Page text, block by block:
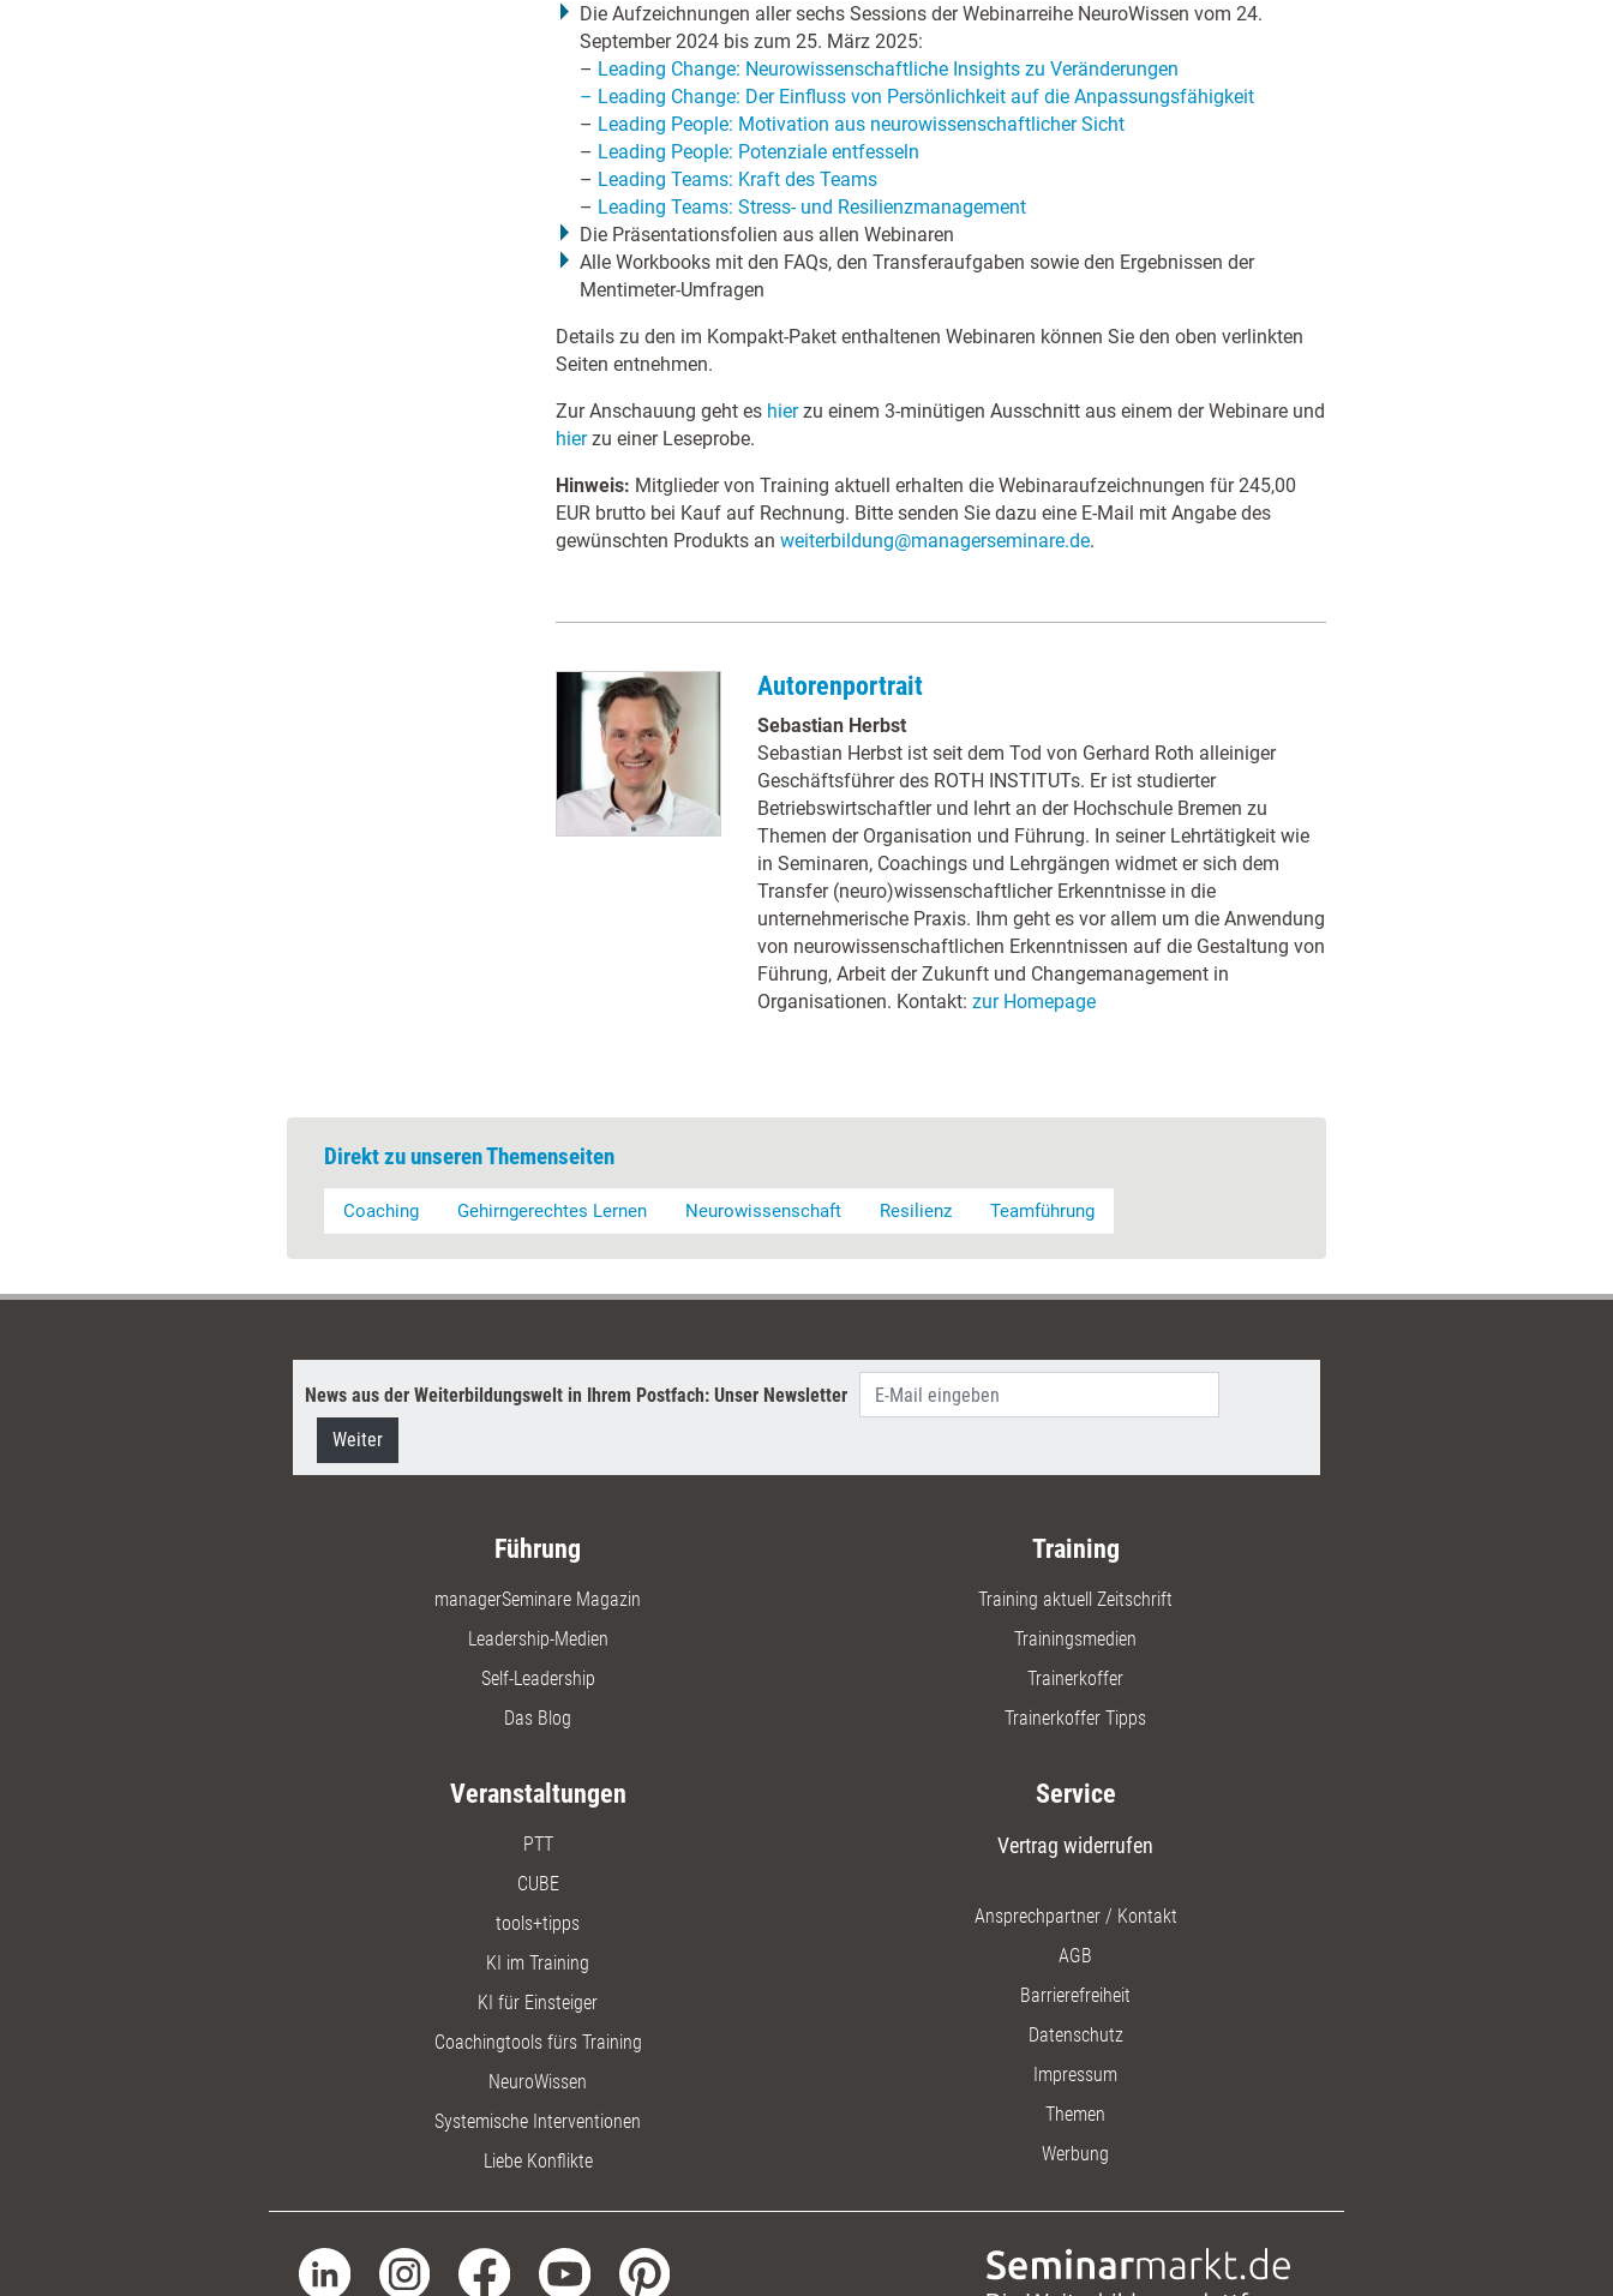
Die Aufzeichnungen aller sechs Sessions der Webinarreihe NeuroWissen vom 24.
September 2024 bis zum 25. März 2025:
– Leading Change: Neurowissenschaftliche Insights zu Veränderungen
– Leading Change: Der Einfluss von Persönlichkeit auf die Anpassungsfähigkeit
– Leading People: Motivation aus neurowissenschaftlicher Sicht
– Leading People: Potenziale entfesseln
– Leading Teams: Kraft des Teams
– Leading Teams: Stress- und Resilienzmanagement
Die Präsentationsfolien aus allen Webinaren
Alle Workbooks mit den FAQs, den Transferaufgaben sowie den Ergebnissen der
Mentimeter-Umfragen
Details zu den im Kompakt-Paket enthaltenen Webinaren können Sie den oben verlinkten
Seiten entnehmen.
Zur Anschauung geht es hierzu einem 3-minütigen Ausschnitt aus einem der Webinare und
hierzu einer Leseprobe.
Hinweis: Mitglieder von Training aktuell erhalten die Webinaraufzeichnungen für 245,00
EUR brutto bei Kauf auf Rechnung. Bitte senden Sie dazu eine E-Mail mit Angabe des
gewünschten Produkts an weiterbildung@managerseminare.de.
Autorenportrait
Sebastian Herbst
Sebastian Herbst ist seit dem Tod von Gerhard Roth alleiniger
Geschäftsführer des ROTH INSTITUTs. Er ist studierter
Betriebswirtschaftler und lehrt an der Hochschule Bremen zu
Themen der Organisation und Führung. In seiner Lehrtätigkeit wie
in Seminaren, Coachings und Lehrgängen widmet er sich dem
Transfer (neuro)wissenschaftlicher Erkenntnisse in die
unternehmerische Praxis. Ihm geht es vor allem um die Anwendung
von neurowissenschaftlichen Erkenntnissen auf die Gestaltung von
Führung, Arbeit der Zukunft und Changemanagement in
Organisationen. Kontakt: zur Homepage
Direkt zu unseren Themenseiten
Coaching Gehirngerechtes Lernen Neurowissenschaft Resilienz Teamführung
News aus der Weiterbildungswelt in Ihrem Postfach: Unser Newsletter
Weiter
Führung
managerSeminare Magazin
Leadership-Medien
Self-Leadership
Das Blog
Training
Training aktuell Zeitschrift
Trainingsmedien
Trainerkoffer
Trainerkoffer Tipps
Veranstaltungen
PTT
CUBE
tools+tipps
KI im Training
KI für Einsteiger
Coachingtools fürs Training
NeuroWissen
Systemische Interventionen
Liebe Konflikte
Service
Vertrag widerrufen
Ansprechpartner / Kontakt
AGB
Barrierefreiheit
Datenschutz
Impressum
Themen
Werbung